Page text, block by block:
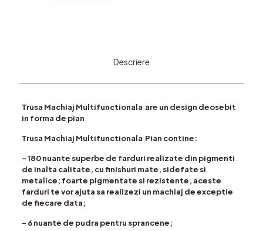
Descriere
Trusa Machiaj Multifunctionala are un design deosebit
in forma de pian
Trusa Machiaj Multifunctionala Pian contine:
– 180 nuante superbe de farduri realizate din pigmenti
de inalta calitate, cu finishuri mate, sidefate si
metalice; foarte pigmentate si rezistente, aceste
farduri te vor ajuta sa realizezi un machiaj de exceptie
de fiecare data;
– 6 nuante de pudra pentru sprancene;